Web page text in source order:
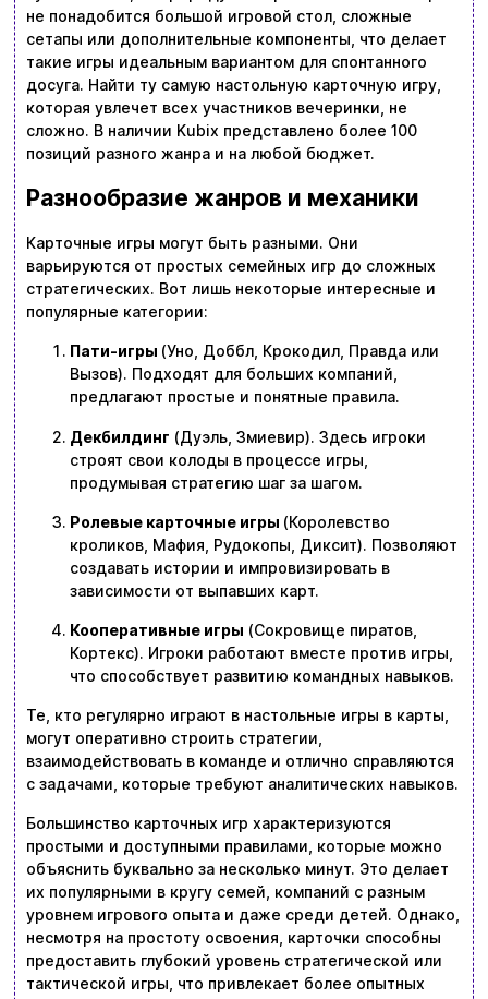
не понадобится большой игровой стол, сложные
сетапы или дополнительные компоненты, что делает
такие игры идеальным вариантом для спонтанного
досуга. Найти ту самую настольную карточную игру,
которая увлечет всех участников вечеринки, не
сложно. В наличии Kubix представлено более 100
позиций разного жанра и на любой бюджет.
Разнообразие жанров и механики
Карточные игры могут быть разными. Они
варьируются от простых семейных игр до сложных
стратегических. Вот лишь некоторые интересные и
популярные категории:
Пати-игры (Уно, Доббл, Крокодил, Правда или
Вызов). Подходят для больших компаний,
предлагают простые и понятные правила.
Декбилдинг (Дуэль, Змиевир). Здесь игроки
строят свои колоды в процессе игры,
продумывая стратегию шаг за шагом.
Ролевые карточные игры (Королевство
кроликов, Мафия, Рудокопы, Диксит). Позволяют
создавать истории и импровизировать в
зависимости от выпавших карт.
Кооперативные игры (Сокровище пиратов,
Кортекс). Игроки работают вместе против игры,
что способствует развитию командных навыков.
Те, кто регулярно играют в настольные игры в карты,
могут оперативно строить стратегии,
взаимодействовать в команде и отлично справляются
с задачами, которые требуют аналитических навыков.
Большинство карточных игр характеризуются
простыми и доступными правилами, которые можно
объяснить буквально за несколько минут. Это делает
их популярными в кругу семей, компаний с разным
уровнем игрового опыта и даже среди детей. Однако,
несмотря на простоту освоения, карточки способны
предоставить глубокий уровень стратегической или
тактической игры, что привлекает более опытных